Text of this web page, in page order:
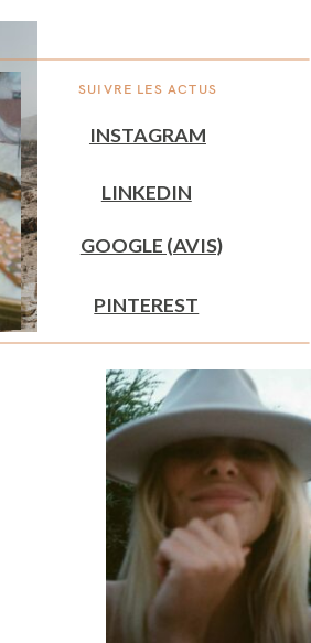
SUIVRE LES ACTUS
INSTAGRAM
GOOGLE (AVIS)
PINTEREST
LINKEDIN